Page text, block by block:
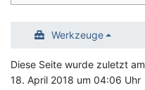
Werkzeuge
Diese Seite wurde zuletzt am
18. April 2018 um 04:06 Uhr